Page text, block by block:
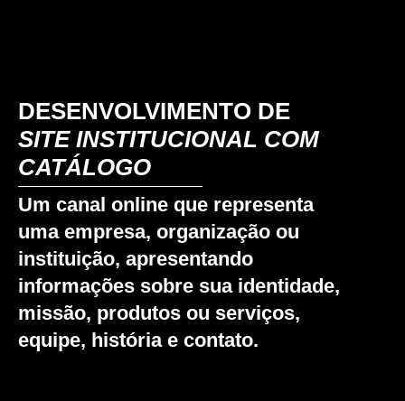
DESENVOLVIMENTO DE
SITE INSTITUCIONAL COM
CATÁLOGO
Um canal online que representa
uma empresa, organização ou
instituição, apresentando
informações sobre sua identidade,
missão, produtos ou serviços,
equipe, história e contato.